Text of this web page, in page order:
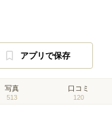
アプリで保存
写真
513
口コミ
120